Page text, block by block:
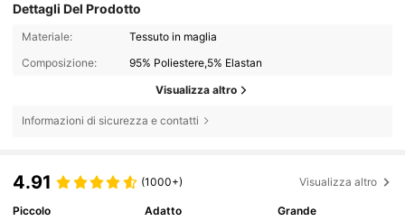
Dettagli Del Prodotto
Materiale:
Tessuto in maglia
Composizione:
95% Poliestere,5% Elastan
Visualizza altro
Informazioni di sicurezza e contatti
4.91 (1000+) Visualizza altro
Piccolo
Adatto
Grande